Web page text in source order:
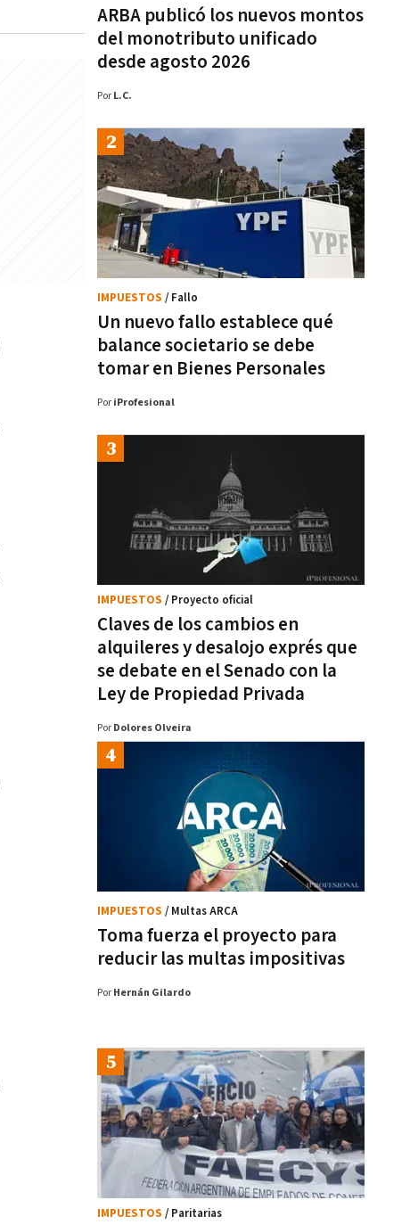
ARBA publicó los nuevos montos
del monotributo unificado
desde agosto 2026
Por L.C.
Un nuevo fallo establece qué
balance societario se debe
tomar en Bienes Personales
IMPUESTOS / Fallo
Por iProfesional
Claves de los cambios en
alquileres y desalojo exprés que
se debate en el Senado con la
Ley de Propiedad Privada
IMPUESTOS / Proyecto oficial
Por Dolores Olveira
Toma fuerza el proyecto para
reducir las multas impositivas
IMPUESTOS / Multas ARCA
Por Hernán Gilardo
IMPUESTOS / Paritarias